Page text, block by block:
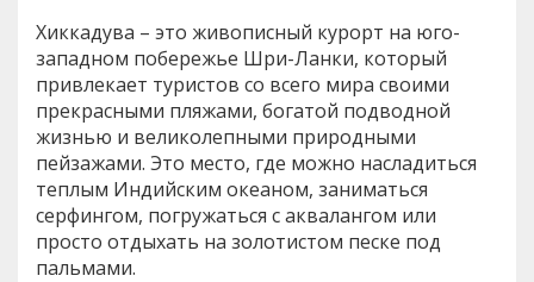
Хиккадува – это живописный курорт на юго-
западном побережье Шри-Ланки, который
привлекает туристов со всего мира своими
прекрасными пляжами, богатой подводной
жизнью и великолепными природными
пейзажами. Это место, где можно насладиться
теплым Индийским океаном, заниматься
серфингом, погружаться с аквалангом или
просто отдыхать на золотистом песке под
пальмами.